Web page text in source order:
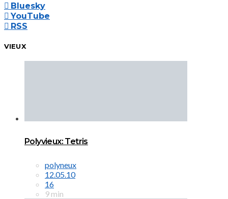
Bluesky
YouTube
RSS
VIEUX
Polyvieux: Tetris
polyneux
12.05.10
16
9 min